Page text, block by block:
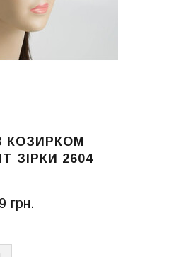
КОЗИРКОМ
ЗІРКИ 2604
грн.